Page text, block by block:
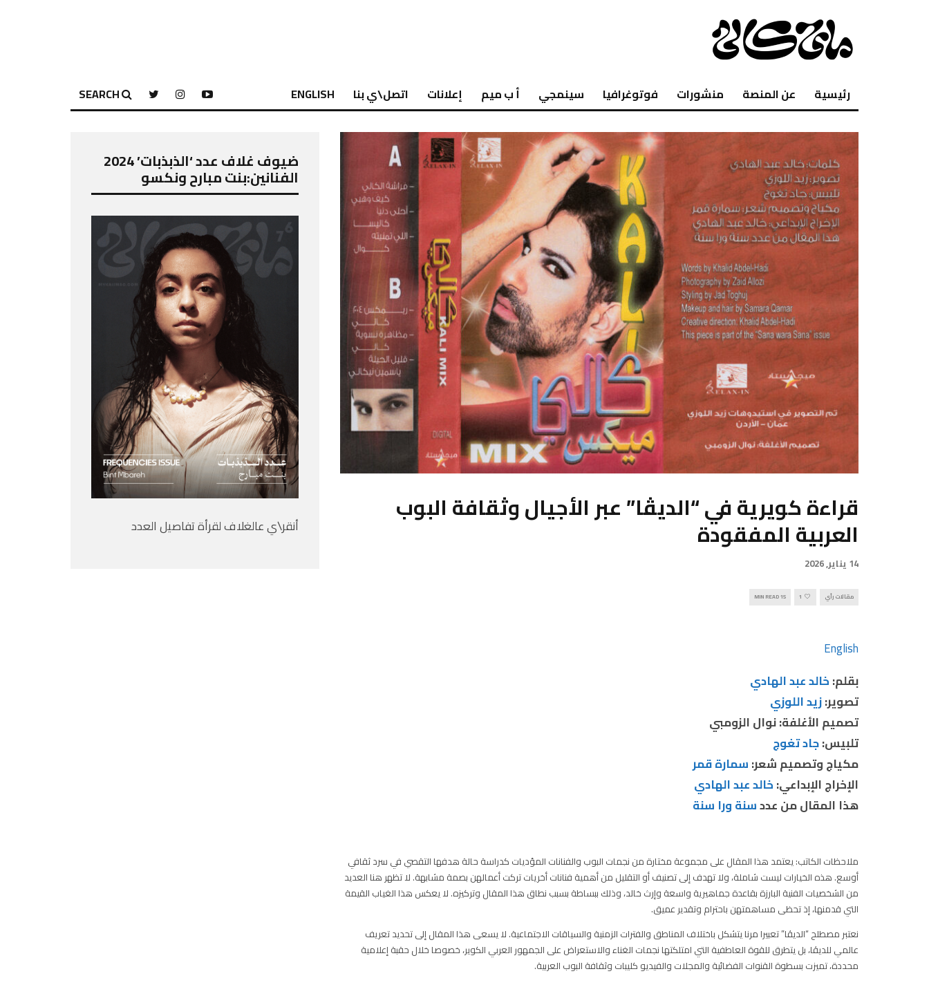
رئيسية عن المنصة منشورات فوتوغرافيا سينمجي أ ب ميم إعلانات اتصل\ي بنا ENGLISH
SEARCH
قراءة كويرية في “الديڤا” عبر الأجيال وثقافة البوب
العربية المفقودة
14 يناير, 2026
مقالات رأي 1
15 MIN READ
English
بقلم:خالد عبد الهادي
تصوير:زيد اللوزي
تصميم الأغلفة: نوال الزومبي
تلبيس:جاد تغوج
مكياج وتصميم شعر:سمارة قمر
الإخراج الإبداعي:خالد عبد الهادي
هذا المقال من عددسنة ورا سنة
ملاحظات الكاتب: يعتمد هذا المقال على مجموعة مختارة من نجمات البوب والفنانات المؤديات كدراسة حالة هدفها التقصي في سرد ثقافي
أوسع. هذه الخيارات ليست شاملة، ولا تهدف إلى تصنيف أو التقليل من أهمية فنانات أخريات تركت أعمالهن بصمة مشابهة. لا تظهر هنا العديد
من الشخصيات الفنية البارزة بقاعدة جماهيرية واسعة وإرث خالد، وذلك ببساطة بسبب نطاق هذا المقال وتركيزه. لا يعكس هذا الغياب القيمة
التي قدمنها، إذ تحظى مساهمتهن باحترام وتقدير عميق.
نعتبر مصطلح “الديڤا” تعبيرا مرنا يتشكل باختلاف المناطق والفترات الزمنية والسياقات الاجتماعية. لا يسعى هذا المقال إلى تحديد تعريف
عالمي للديڤا، بل يتطرق للقوة العاطفية التي امتلكتها نجمات الغناء والاستعراض على الجمهور العربي الكوير، خصوصا خلال حقبة إعلامية
محددة، تميزت بسطوة القنوات الفضائية والمجلات والفيديو كليبات وثقافة البوب ​​العربية.
ضيوف غلاف عدد ‘الذبذبات’ 2024
الفنانين:بنت مبارح ونكسو
أنقر\ي عالغلاف لقرأة تفاصيل العدد